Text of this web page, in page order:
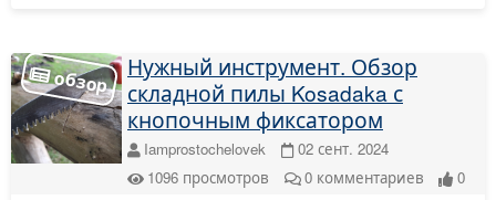
Нужный инструмент. Обзор
складной пилы Kosadaka с
кнопочным фиксатором
Iamprostochelovek
02 сент. 2024
1096 просмотров 0 комментариев 0